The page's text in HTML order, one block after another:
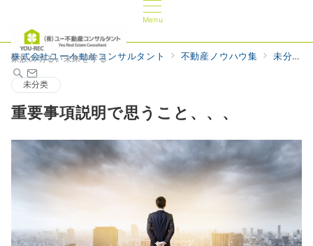
Menu
家族の明るい未来を守る
株式会社ユー不動産コンサルタント 不動産ノウハウ集 未分类
未分类
重要事項説明で思うこと、、、